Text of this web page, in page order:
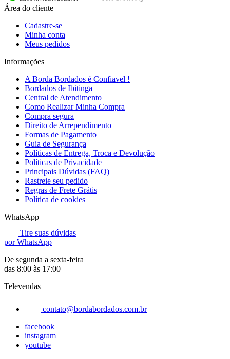
Área do cliente
Cadastre-se
Minha conta
Meus pedidos
Informações
A Borda Bordados é Confiavel !
Bordados de Ibitinga
Central de Atendimento
Como Realizar Minha Compra
Compra segura
Direito de Arrependimento
Formas de Pagamento
Guia de Segurança
Políticas de Entrega, Troca e Devolução
Políticas de Privacidade
Principais Dúvidas (FAQ)
Rastreie seu pedido
Regras de Frete Grátis
Política de cookies
WhatsApp
Tire suas dúvidas
por WhatsApp
De segunda a sexta-feira
das 8:00 às 17:00
Televendas
contato@bordabordados.com.br
facebook
instagram
youtube